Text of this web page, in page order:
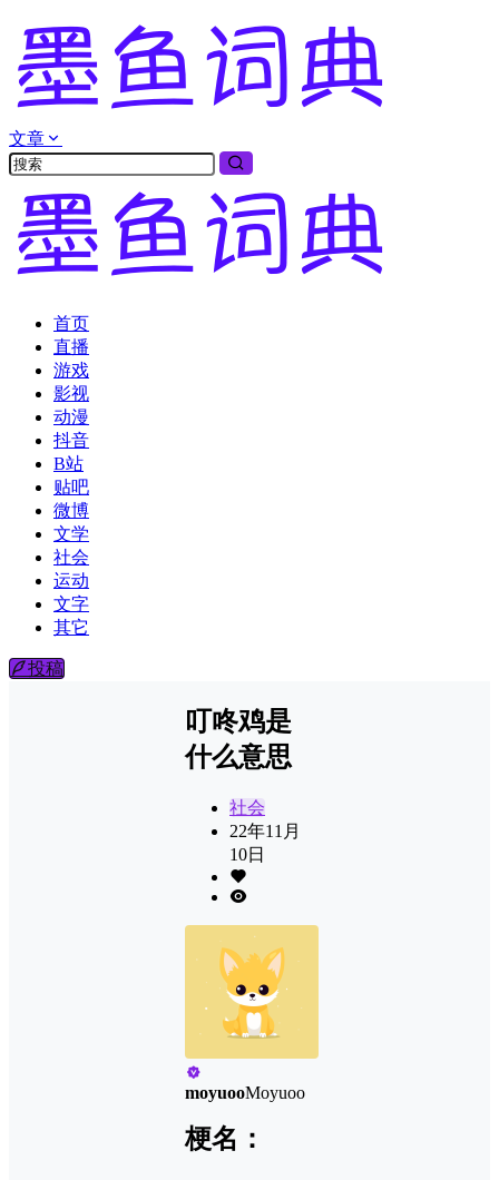
文章
首页
直播
游戏
影视
动漫
抖音
B站
贴吧
微博
文学
社会
运动
文字
其它
投稿
叮咚鸡是
什么意思
社会
22年11月
10日
moyuooMoyuoo
梗名：